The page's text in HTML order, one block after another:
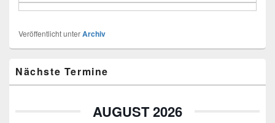
Veröffentlicht unterArchiv
Seitenleisten-
Widgetbereich
Nächste Termine
AUGUST 2026